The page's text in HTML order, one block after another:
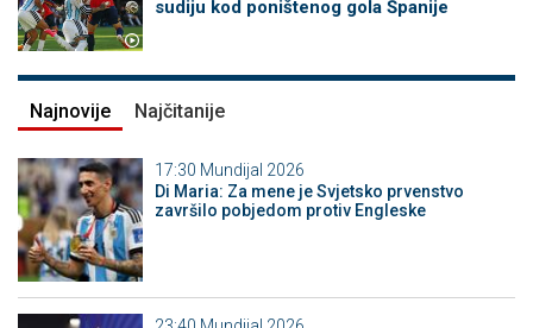
sudiju kod poništenog gola Španije
Najnovije Najčitanije
17:30 Mundijal 2026
Di Maria: Za mene je Svjetsko prvenstvo
završilo pobjedom protiv Engleske